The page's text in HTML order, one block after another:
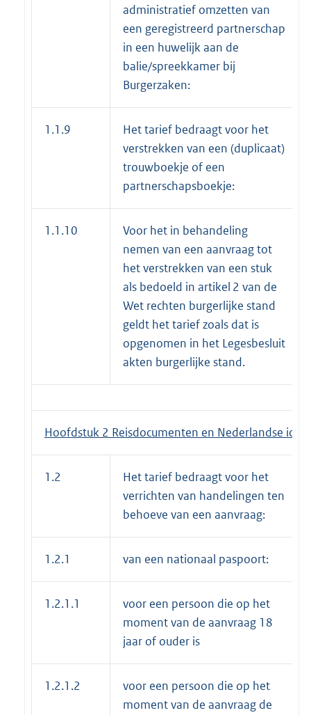
administratief omzetten van
een geregistreerd partnerschap
in een huwelijk aan de
balie/spreekkamer bij
Burgerzaken:
1.1.9
Het tarief bedraagt voor het
verstrekken van een (duplicaat)
trouwboekje of een
partnerschapsboekje:
1.1.10
Voor het in behandeling
nemen van een aanvraag tot
het verstrekken van een stuk
als bedoeld in artikel 2 van de
Wet rechten burgerlijke stand
geldt het tarief zoals dat is
opgenomen in het Legesbesluit
akten burgerlijke stand.
Hoofdstuk 2 Reisdocumenten en Nederlandse
1.2
Het tarief bedraagt voor het
verrichten van handelingen ten
behoeve van een aanvraag:
1.2.1 van een nationaal paspoort:
1.2.1.1
voor een persoon die op het
moment van de aanvraag 18
jaar of ouder is
1.2.1.2
voor een persoon die op het
moment van de aanvraag de